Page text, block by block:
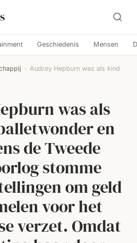
Geschiedenis Mensen
› Audrey Hepburn was als kind
was als
en
de Tweede
stomme
om geld
voor het
verzet. Omdat